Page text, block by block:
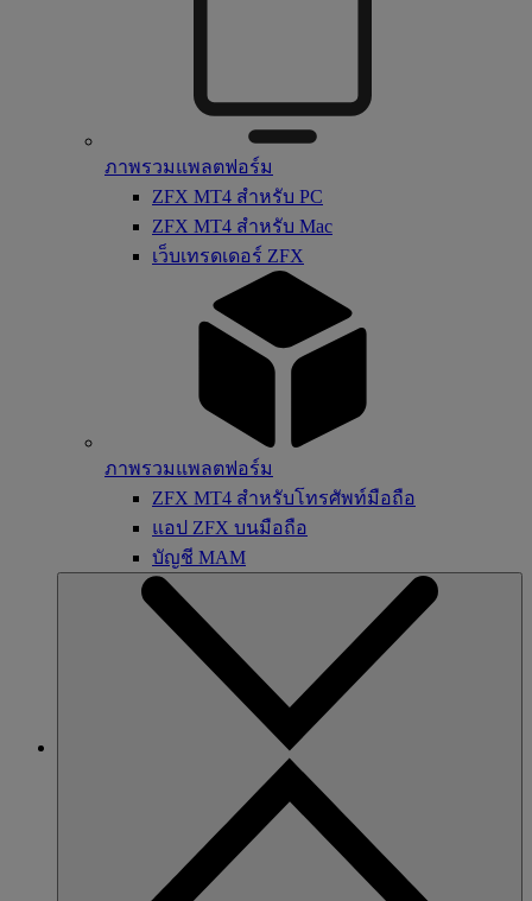
ภาพรวมแพลตฟอร์ม
ZFX MT4 สำหรับ PC
ZFX MT4 สำหรับ Mac
เว็บเทรดเดอร์ ZFX
ภาพรวมแพลตฟอร์ม
ZFX MT4 สำหรับโทรศัพท์มือถือ
แอป ZFX บนมือถือ
บัญชี MAM